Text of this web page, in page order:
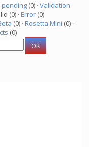
(0) · Validation
(0) · Error (0)
(0) · Rosetta Mini (0) ·
(0)